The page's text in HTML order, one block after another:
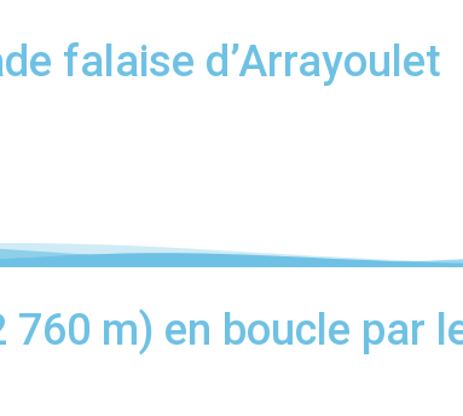
falaise d’Arrayoulet
760 m) en boucle par